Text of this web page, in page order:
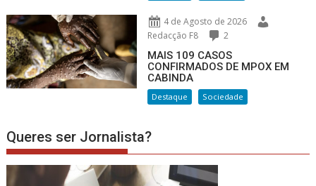
4 de Agosto de 2026
Redacção F8
2
MAIS 109 CASOS
CONFIRMADOS DE MPOX EM
CABINDA
Destaque Sociedade
Queres ser Jornalista?